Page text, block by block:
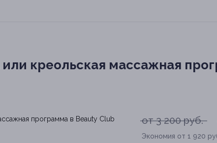
креольская массажная
от 3 200 руб.
Экономия от 1 920